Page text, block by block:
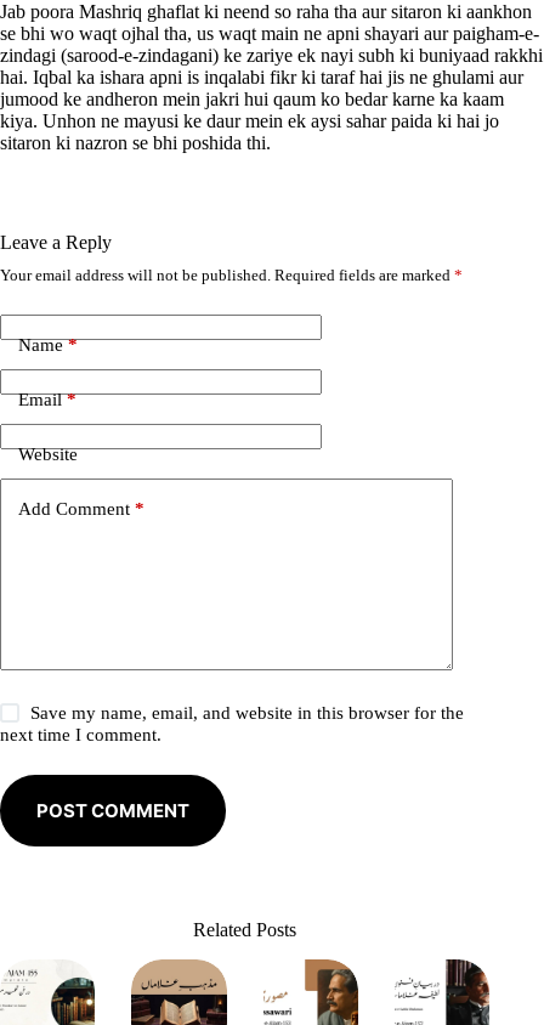
Jab poora Mashriq ghaflat ki neend so raha tha aur sitaron ki aankhon
se bhi wo waqt ojhal tha, us waqt main ne apni shayari aur paigham-e-
zindagi (sarood-e-zindagani) ke zariye ek nayi subh ki buniyaad rakkhi
hai. Iqbal ka ishara apni is inqalabi fikr ki taraf hai jis ne ghulami aur
jumood ke andheron mein jakri hui qaum ko bedar karne ka kaam
kiya. Unhon ne mayusi ke daur mein ek aysi sahar paida ki hai jo
sitaron ki nazron se bhi poshida thi.
Leave a Reply
Your email address will not be published. Required fields are marked *
Name*
Email*
Website
Add Comment *
Save my name, email, and website in this browser for the
next time I comment.
POST COMMENT
A
t
e
r
t
i
v
Related Posts